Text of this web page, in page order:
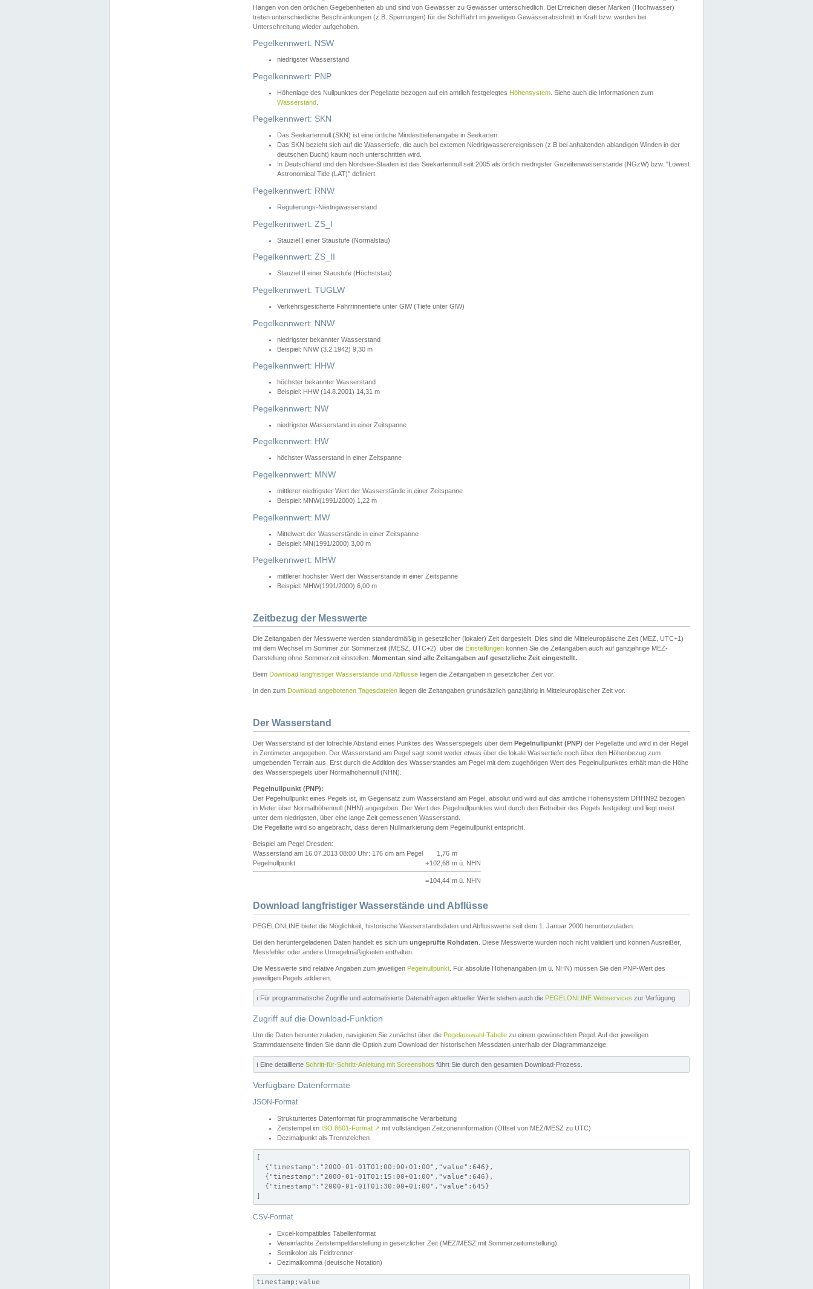
Hängen von den örtlichen Gegebenheiten ab und sind von Gewässer zu Gewässer unterschiedlich. Bei Erreichen dieser Marken (Hochwasser)
treten unterschiedliche Beschränkungen (z.B. Sperrungen) für die Schifffahrt im jeweiligen Gewässerabschnitt in Kraft bzw. werden bei
Unterschreitung wieder aufgehoben.
Pegelkennwert: NSW
niedrigster Wasserstand
Pegelkennwert: PNP
Höhenlage des Nullpunktes der Pegellatte bezogen auf ein amtlich festgelegtes Höhensystem . Siehe auch die Informationen zum
Wasserstand
Pegelkennwert: SKN
Das Seekartennull (SKN) ist eine örtliche Mindesttiefenangabe in Seekarten.
Das SKN bezieht sich auf die Wassertiefe, die auch bei extemen Niedrigwasserereignissen (z.B bei anhaltenden ablandigen Winden in der
deutschen Bucht) kaum noch unterschritten wird.
In Deutschland und den Nordsee-Staaten ist das Seekartennull seit 2005 als örtlich niedrigster Gezeitenwasserstande (NGzW) bzw. "Lowest
Astronomical Tide (LAT)" definiert.
Pegelkennwert: RNW
Regulierungs-Niedrigwasserstand
Pegelkennwert: ZS_I
Stauziel I einer Staustufe (Normalstau)
Pegelkennwert: ZS_II
Stauziel II einer Staustufe (Höchststau)
Pegelkennwert: TUGLW
Verkehrsgesicherte Fahrrinnentiefe unter GlW (Tiefe unter GlW)
Pegelkennwert: NNW
niedrigster bekannter Wasserstand
Beispiel: NNW (3.2.1942) 9,30 m
Pegelkennwert: HHW
höchster bekannter Wasserstand
Beispiel: HHW (14.8.2001) 14,31 m
Pegelkennwert: NW
niedrigster Wasserstand in einer Zeitspanne
Pegelkennwert: HW
höchster Wasserstand in einer Zeitspanne
Pegelkennwert: MNW
mittlerer niedrigster Wert der Wasserstände in einer Zeitspanne
Beispiel: MNW(1991/2000) 1,22 m
Pegelkennwert: MW
Mittelwert der Wasserstände in einer Zeitspanne
Beispiel: MN(1991/2000) 3,00 m
Pegelkennwert: MHW
mittlerer höchster Wert der Wasserstände in einer Zeitspanne
Beispiel: MHW(1991/2000) 6,00 m
Zeitbezug der Messwerte
Die Zeitangaben der Messwerte werden standardmäßig in gesetzlicher (lokaler) Zeit dargestellt. Dies sind die Mitteleuropäische Zeit (MEZ, UTC+1)
mit dem Wechsel im Sommer zur Sommerzeit (MESZ, UTC+2). über die Einstellungen können Sie die Zeitangaben auch auf ganzjährige MEZ-
Darstellung ohne Sommerzeit einstellen. Momentan sind alle Zeitangaben auf gesetzliche Zeit eingestellt.
Beim Download langfristiger Wasserstände und Abflüsse liegen die Zeitangaben in gesetzlicher Zeit vor.
In den zum Download angebotenen Tagesdateien liegen die Zeitangaben grundsätzlich ganzjährig in Mitteleuropäischer Zeit vor.
Der Wasserstand
Der Wasserstand ist der lotrechte Abstand eines Punktes des Wasserspiegels über dem Pegelnullpunkt (PNP) der Pegellatte und wird in der Regel
in Zentimeter angegeben. Der Wasserstand am Pegel sagt somit weder etwas über die lokale Wassertiefe noch über den Höhenbezug zum
umgebenden Terrain aus. Erst durch die Addition des Wasserstandes am Pegel mit dem zugehörigen Wert des Pegelnullpunktes erhält man die Höhe
des Wasserspiegels über Normalhöhennull (NHN).
Pegelnullpunkt (PNP):
Der Pegelnullpunkt eines Pegels ist, im Gegensatz zum Wasserstand am Pegel, absolut und wird auf das amtliche Höhensystem DHHN92 bezogen
in Meter über Normalhöhennull (NHN) angegeben. Der Wert des Pegelnullpunktes wird durch den Betreiber des Pegels festgelegt und liegt meist
unter dem niedrigsten, über eine lange Zeit gemessenen Wasserstand.
Die Pegellatte wird so angebracht, dass deren Nullmarkierung dem Pegelnullpunkt entspricht.
Beispiel am Pegel Dresden:
Wasserstand am 16.07.2013 08:00 Uhr: 176 cm am Pegel
1,76 m
Pegelnullpunkt
+102,68 m ü. NHN
=104,44 m ü. NHN
Download langfristiger Wasserstände und Abflüsse
PEGELONLINE bietet die Möglichkeit, historische Wasserstandsdaten und Abflusswerte seit dem 1. Januar 2000 herunterzuladen.
Bei den heruntergeladenen Daten handelt es sich um ungeprüfte Rohdaten . Diese Messwerte wurden noch nicht validiert und können Ausreißer,
Messfehler oder andere Unregelmäßigkeiten enthalten.
Die Messwerte sind relative Angaben zum jeweiligen Pegelnullpunkt . Für absolute Höhenangaben (m ü. NHN) müssen Sie den PNP-Wert des
jeweiligen Pegels addieren.
ℹ️ Für programmatische Zugriffe und automatisierte Datenabfragen aktueller Werte stehen auch die PEGELONLINE Webservices zur Verfügung.
Zugriff auf die Download-Funktion
Um die Daten herunterzuladen, navigieren Sie zunächst über die Pegelauswahl-Tabelle zu einem gewünschten Pegel. Auf der jeweiligen
Stammdatenseite finden Sie dann die Option zum Download der historischen Messdaten unterhalb der Diagrammanzeige.
ℹ️ Eine detaillierte Schritt-für-Schritt-Anleitung mit Screenshots führt Sie durch den gesamten Download-Prozess.
Verfügbare Datenformate
JSON-Format
Strukturiertes Datenformat für programmatische Verarbeitung
Zeitstempel im ISO 8601-Format ↗ mit vollständigen Zeitzoneninformation (Offset von MEZ/MESZ zu UTC)
Dezimalpunkt als Trennzeichen
[
  {"timestamp":"2000-01-01T01:00:00+01:00","value":646},
  {"timestamp":"2000-01-01T01:15:00+01:00","value":646},
  {"timestamp":"2000-01-01T01:30:00+01:00","value":645}
]
CSV-Format
Excel-kompatibles Tabellenformat
Vereinfachte Zeitstempeldarstellung in gesetzlicher Zeit (MEZ/MESZ mit Sommerzeitumstellung)
Semikolon als Feldtrenner
Dezimalkomma (deutsche Notation)
timestamp;value